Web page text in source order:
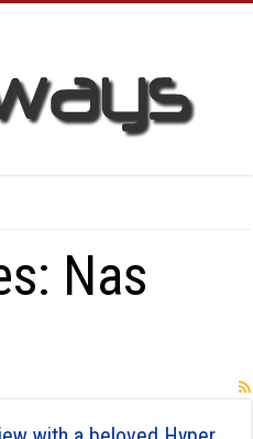
Nas